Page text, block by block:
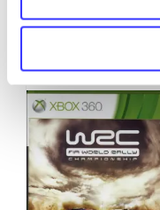
Minder om